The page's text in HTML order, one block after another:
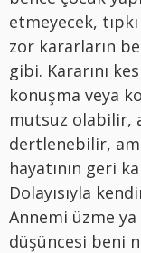
etmeyecek,
zor kararların
gibi. Kararını
konuşma veya
mutsuz olabilir,
dertlenebilir,
hayatının geri
Dolayısıyla
Annemi üzme ya
düşüncesi beni